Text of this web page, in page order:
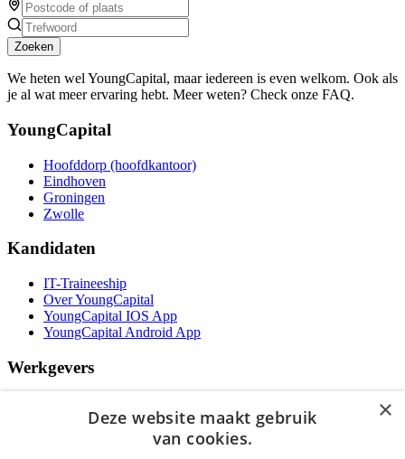
Zoeken
We heten wel YoungCapital, maar iedereen is even welkom. Ook als
je al wat meer ervaring hebt. Meer weten? Check onze FAQ.
YoungCapital
Hoofddorp (hoofdkantoor)
Eindhoven
Groningen
Zwolle
Kandidaten
IT-Traineeship
Over YoungCapital
YoungCapital IOS App
YoungCapital Android App
Werkgevers
Kantoren
×
Deze website maakt gebruik
van cookies.